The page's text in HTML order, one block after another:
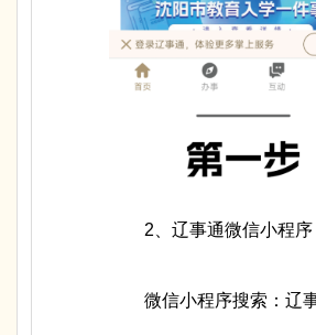
2、辽事通微信小程序
微信小程序搜索：辽